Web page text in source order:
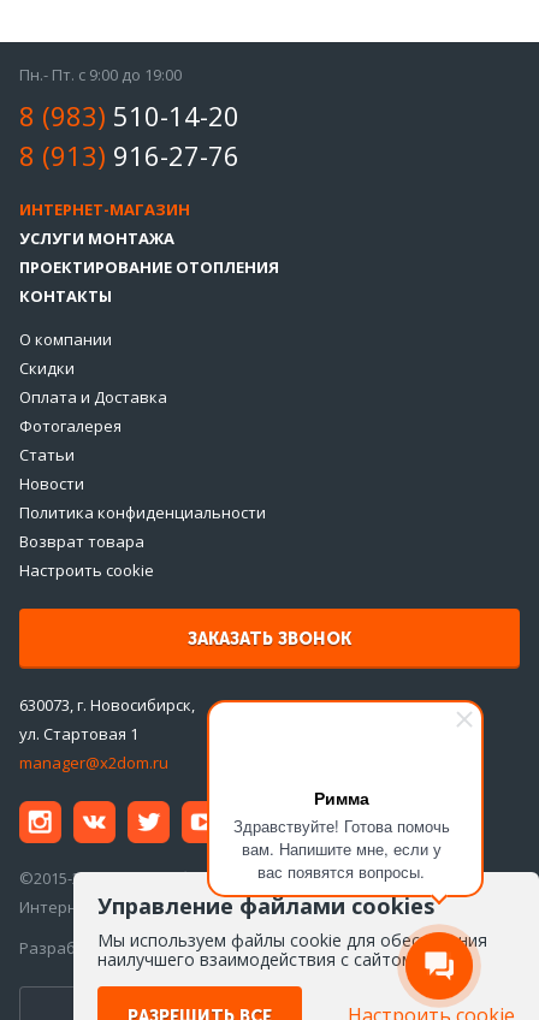
Римма
Здравствуйте! Готова помочь
вам. Напишите мне, если у
вас появятся вопросы.
Пн.- Пт. с 9:00 до 19:00
8 (983) 510-14-20
8 (913) 916-27-76
ИНТЕРНЕТ-МАГАЗИН
УСЛУГИ МОНТАЖА
ПРОЕКТИРОВАНИЕ ОТОПЛЕНИЯ
КОНТАКТЫ
О компании
Скидки
Оплата и Доставка
Фотогалерея
Статьи
Новости
Политика конфиденциальности
Возврат товара
Настроить cookie
ЗАКАЗАТЬ ЗВОНОК
630073, г. Новосибирск,
ул. Стартовая 1
manager@x2dom.ru
©2015-2026 ООО «ДаблДом»
Интернет-магазин инженерной сантехники
Разработка сайта —Айкон
ПЕРЕЙТИ ВВЕРСИЮ ДЛЯ ПК
Управление файлами cookies
Мы используем файлы cookie для обеспечения
наилучшего взаимодействия с сайтом
Настроить cookie